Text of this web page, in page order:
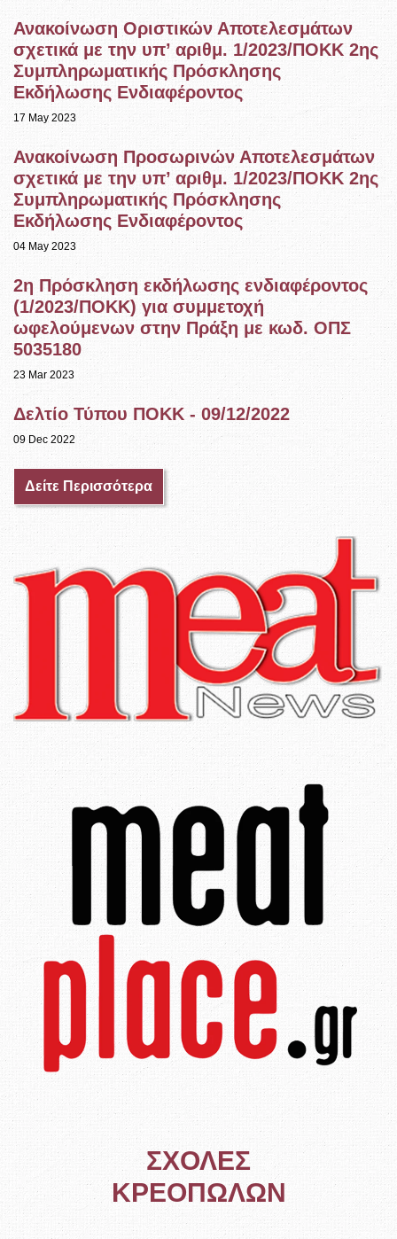
Ανακοίνωση Οριστικών Αποτελεσμάτων
σχετικά με την υπ’ αριθμ. 1/2023/ΠΟΚΚ 2ης
Συμπληρωματικής Πρόσκλησης
Εκδήλωσης Ενδιαφέροντος
17 May 2023
Ανακοίνωση Προσωρινών Αποτελεσμάτων
σχετικά με την υπ’ αριθμ. 1/2023/ΠΟΚΚ 2ης
Συμπληρωματικής Πρόσκλησης
Εκδήλωσης Ενδιαφέροντος
04 May 2023
2η Πρόσκληση εκδήλωσης ενδιαφέροντος
(1/2023/ΠΟΚΚ) για συμμετοχή
ωφελούμενων στην Πράξη με κωδ. ΟΠΣ
5035180
23 Mar 2023
Δελτίο Τύπου ΠΟΚΚ - 09/12/2022
09 Dec 2022
Δείτε Περισσότερα
ΣΧΟΛΕΣ
ΚΡΕΟΠΩΛΩΝ